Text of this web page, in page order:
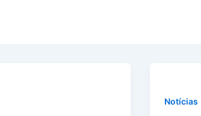
Notícias